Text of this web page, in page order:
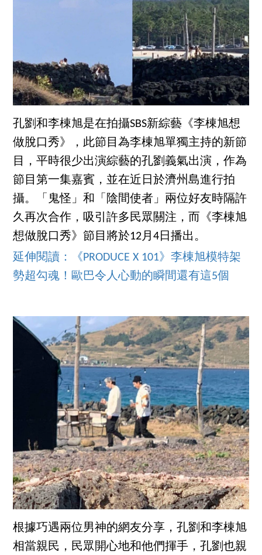
孔劉和李棟旭是在拍攝SBS新綜藝《李棟旭想
做脫口秀》，此節目為李棟旭單獨主持的新節
目，平時很少出演綜藝的孔劉義氣出演，作為
節目第一集嘉賓，並在近日於濟州島進行拍
攝。「鬼怪」和「陰間使者」兩位好友時隔許
久再次合作，吸引許多民眾關注，而《李棟旭
想做脫口秀》節目將於12月4日播出。
延伸閱讀：《PRODUCE X 101》李棟旭模特架
勢超勾魂！歐巴令人心動的瞬間還有這5個
根據巧遇兩位男神的網友分享，孔劉和李棟旭
相當親民，民眾開心地和他們揮手，孔劉也親